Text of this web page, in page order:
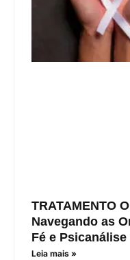
TRATAMENTO
Navegando as
Fé e Psicanálise
Leia mais »